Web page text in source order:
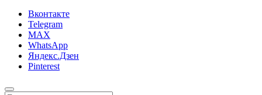
Вконтакте
Telegram
MAX
WhatsApp
Яндекс.Дзен
Pinterest